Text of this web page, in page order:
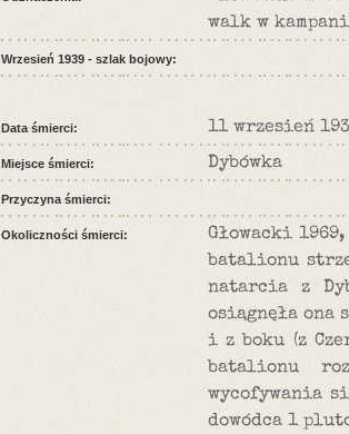
walk w
Wrzesień 1939 - szlak bojowy:
Data śmierci: 11 wrzesień
Miejsce śmierci: Dybówka
Przyczyna śmierci:
Okoliczności śmierci:
Głowacki
batalionu
natarcia z
osiągnęła ona
i z boku (z
batalionu
wycofywania
dowódca 1